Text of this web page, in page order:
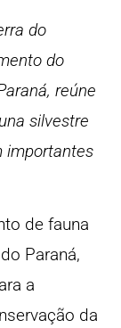
do
do
reúne
silvestre
importantes
de fauna
Paraná,
a
da